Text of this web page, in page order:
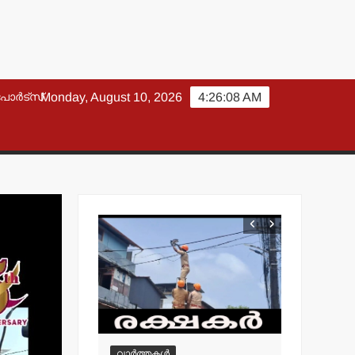
4:26:09 AM
Monday, August 10, 2026